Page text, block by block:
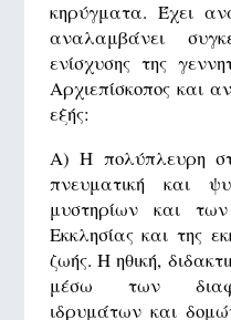
κηρύγματα. Έχει
αναλαμβάνει
ενίσχυσης της
Αρχιεπίσκοπος και
εξής:
Α) Η πολύπλευρη
πνευματική και
μυστηρίων και
Εκκλησίας και της
ζωής. Η ηθική,
μέσω των
ιδρυμάτων και